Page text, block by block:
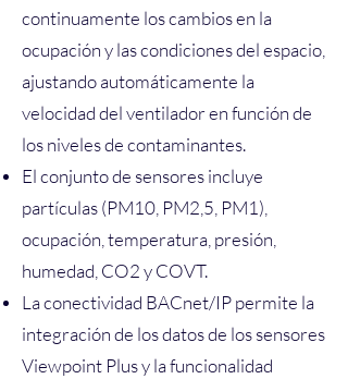
continuamente los cambios en la
ocupación y las condiciones del espacio,
ajustando automáticamente la
velocidad del ventilador en función de
los niveles de contaminantes.
El conjunto de sensores incluye
partículas (PM10, PM2,5, PM1),
ocupación, temperatura, presión,
humedad, CO2 y COVT.
La conectividad BACnet/IP permite la
integración de los datos de los sensores
Viewpoint Plus y la funcionalidad